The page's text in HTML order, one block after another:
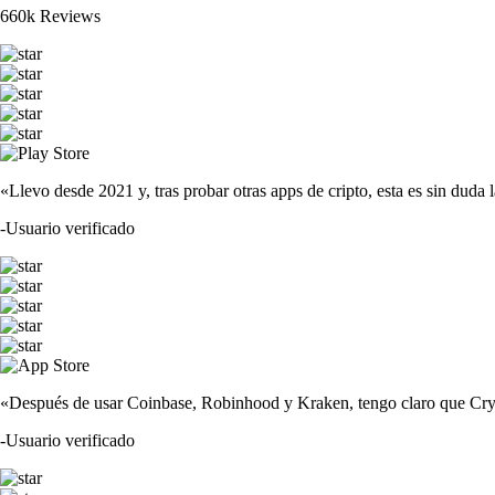
660k Reviews
«Llevo desde 2021 y, tras probar otras apps de cripto, esta es sin
-Usuario verificado
«Después de usar Coinbase, Robinhood y Kraken, tengo claro que
-Usuario verificado